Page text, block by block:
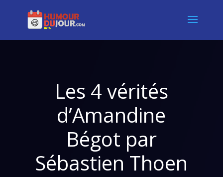
Les 4 vérités
d’Amandine
Bégot par
Sébastien Thoen